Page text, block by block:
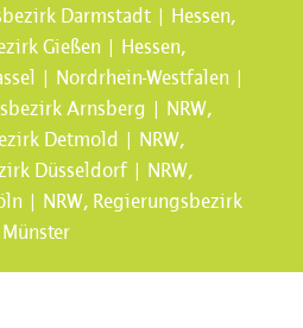
Darmstadt | Hessen,
Gießen | Hessen,
| Nordrhein-Westfalen |
Arnsberg | NRW,
Detmold | NRW,
Düsseldorf | NRW,
| NRW, Regierungsbezirk
Münster